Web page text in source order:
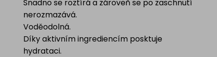
Snadno se roztírá a zároveň se po zaschnutí
nerozmazává.
Voděodolná.
Díky aktivním ingrediencím posktuje
hydrataci.